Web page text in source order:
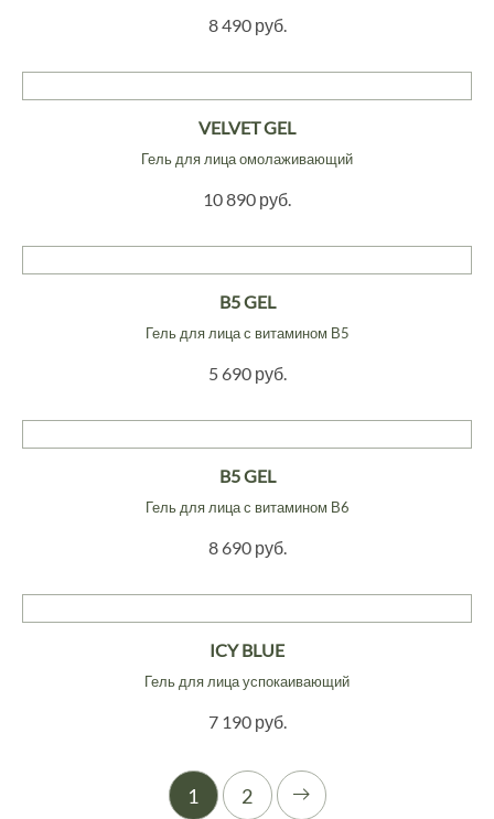
8 490 руб.
VELVET GEL
Гель для лица омолаживающий
10 890 руб.
B5 GEL
Гель для лица с витамином В5
5 690 руб.
B5 GEL
Гель для лица с витамином В6
8 690 руб.
ICY BLUE
Гель для лица успокаивающий
7 190 руб.
1 2